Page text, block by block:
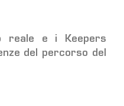
reale e i Keepers
del percorso del